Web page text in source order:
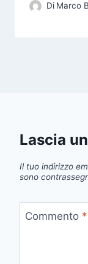
Di Marco
Lascia
Il tuo indirizzo
sono
Commento *